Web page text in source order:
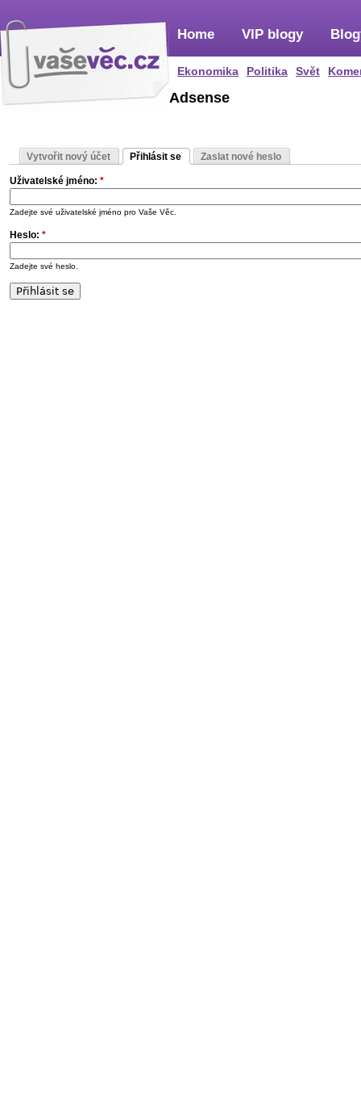
Home
Ekonomika Politika Svět
VIP blogy
Adsense
Vytvořit nový účet Přihlásit se Zaslat nové heslo
Uživatelské jméno: *
Zadejte své uživatelské jméno pro Vaše Věc.
Heslo: *
Zadejte své heslo.